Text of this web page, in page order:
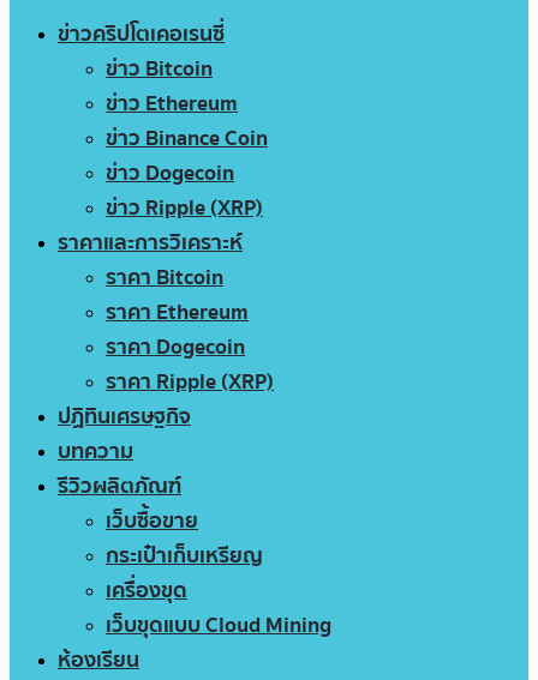
ข่าวคริปโตเคอเรนซี่
ข่าว Bitcoin
ข่าว Ethereum
ข่าว Binance Coin
ข่าว Dogecoin
ข่าว Ripple (XRP)
ราคาและการวิเคราะห์
ราคา Bitcoin
ราคา Ethereum
ราคา Dogecoin
ราคา Ripple (XRP)
ปฏิทินเศรษฐกิจ
บทความ
รีวิวผลิตภัณฑ์
เว็บซื้อขาย
กระเป๋าเก็บเหรียญ
เครื่องขุด
เว็บขุดแบบ Cloud Mining
ห้องเรียน